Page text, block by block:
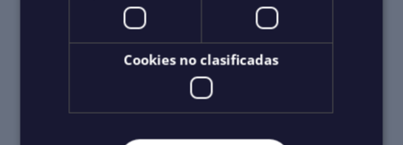
Cookies no clasificadas